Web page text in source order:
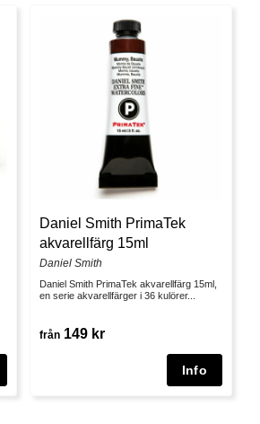
Daniel Smith PrimaTek
akvarellfärg 15ml
Daniel Smith
Daniel Smith PrimaTek akvarellfärg 15ml,
en serie akvarellfärger i 36 kulörer...
från 149 kr